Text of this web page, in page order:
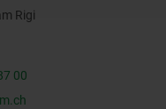
Rigi
00